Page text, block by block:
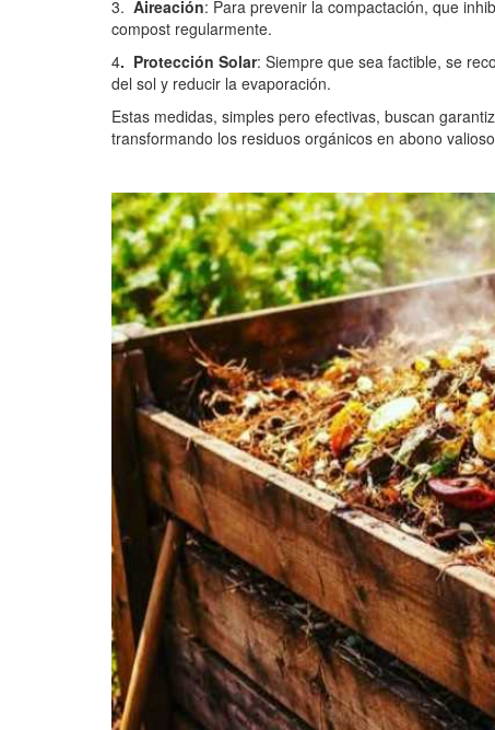
3. Aireación: Para prevenir la compactación, que
compost regularmente.
4. Protección Solar: Siempre que sea factible, se
del sol y reducir la evaporación.
Estas medidas, simples pero efectivas, buscan
transformando los residuos orgánicos en abono